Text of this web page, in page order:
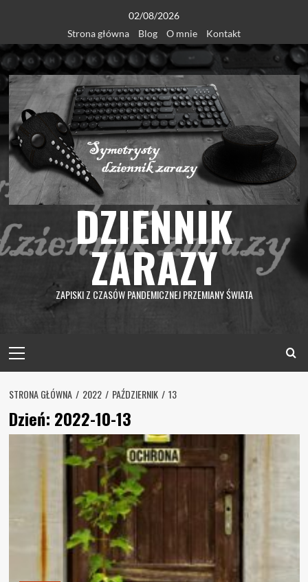
content
02/08/2026
Strona główna
Blog O mnie Kontakt
DZIENNIK
ZARAZY
ZAPISKI Z CZASÓW PANDEMICZNEJ PRZEMIANY ŚWIATA
Menu
STRONA GŁÓWNA 2022 PAŹDZIERNIK 13
Dzień: 2022-10-13